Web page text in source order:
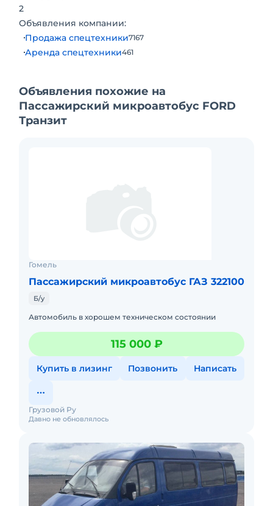
накрышный вентилятор, улучшенная обивка
сидений и салона на выбор, антикоррозийная
обработка, доп.тепло-шумоизоляция.
2
Объявления компании:
Продажа спецтехники7167
Аренда спецтехники461
Объявления похожие на
Пассажирский микроавтобус FORD
Транзит
Гомель
Пассажирский микроавтобус ГАЗ 322100
Б/у
Автомобиль в хорошем техническом состоянии
115 000 ₽
Купить в лизинг Позвонить Написать
Давно не обновлялось
Грузовой Ру